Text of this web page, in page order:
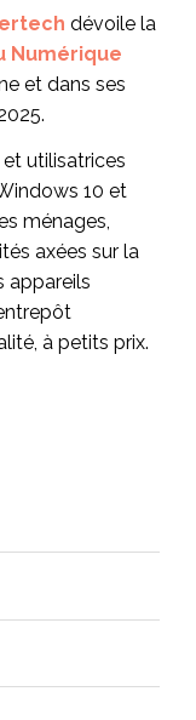
dévoile la
Numérique
et dans ses
utilisatrices
10 et
ménages,
axées sur la
appareils
à petits prix.